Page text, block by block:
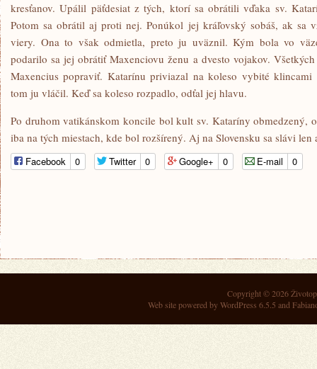
kresťanov. Upálil päťdesiat z tých, ktorí sa obrátili vďaka sv.
Potom sa obrátil aj proti nej. Ponúkol jej kráľovský sobáš, ak sa
viery. Ona to však odmietla, preto ju uväznil. Kým bola vo
podarilo sa jej obrátiť Maxenciovu ženu a dvesto vojakov.
Maxencius popraviť. Katarínu priviazal na koleso vybité
tom ju vláčil. Keď sa koleso rozpadlo, odťal jej hlavu.
Po druhom vatikánskom koncile bol kult sv. Kataríny obmedzený,
iba na tých miestach, kde bol rozšírený. Aj na Slovensku sa slávi
Facebook 0 Twitter 0 Google+ 0 E-mail 0
Copyright © 2026
Web site powered byWordPress 6.5.5 and